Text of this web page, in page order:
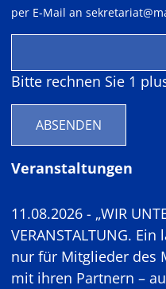
per E-Mail an
Bitte rechnen Sie 1
ABSENDEN
Veranstaltungen
11.08.2026 - „WIR
VERANSTALTUNG.
nur für Mitglieder des
mit ihren Partnern –